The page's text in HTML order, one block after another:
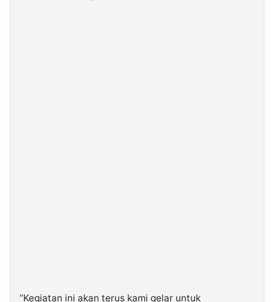
“Kegiatan ini akan terus kami gelar untuk